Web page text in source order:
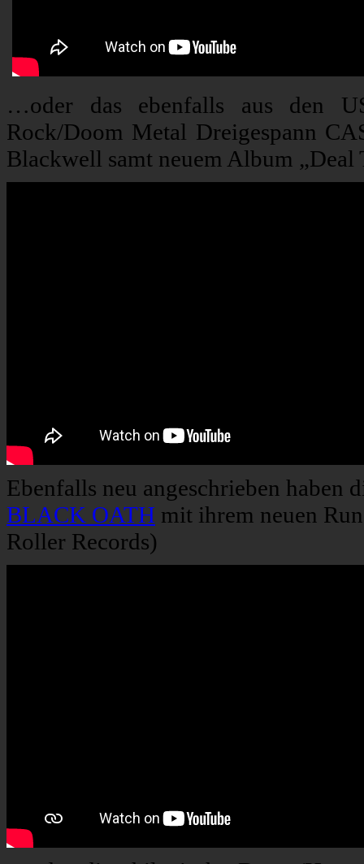
…oder das ebenfalls aus den
Rock/Doom Metal Dreigespann
Blackwell samt neuem Album
Ebenfalls neu angeschrieben
BLACK OATH mit ihrem neuen
Roller Records)